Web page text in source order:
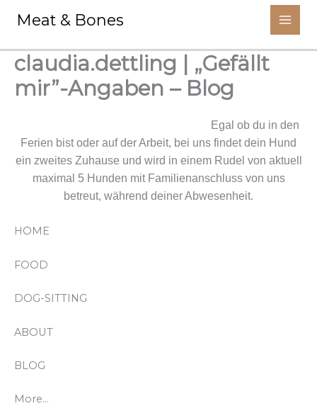
Meat & Bones
claudia.dettling | „Gefällt
mir”-Angaben – Blog
Egal ob du in den
Ferien bist oder auf der Arbeit, bei uns findet dein Hund
ein zweites Zuhause und wird in einem Rudel von aktuell
maximal 5 Hunden mit Familienanschluss von uns
betreut, während deiner Abwesenheit.
HOME
FOOD
DOG-SITTING
ABOUT
BLOG
More…